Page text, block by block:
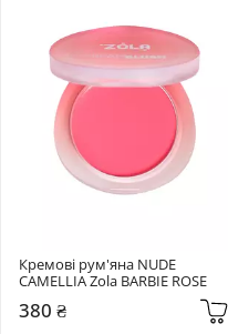
Кремові рум'яна NUDE
CAMELLIA Zola BARBIE ROSE
380 ₴